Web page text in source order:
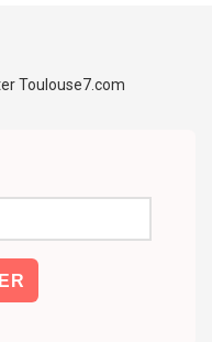
Toulouse7.com